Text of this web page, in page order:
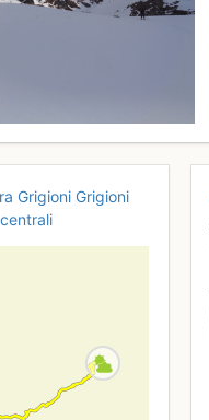
Grigioni Grigioni
centrali